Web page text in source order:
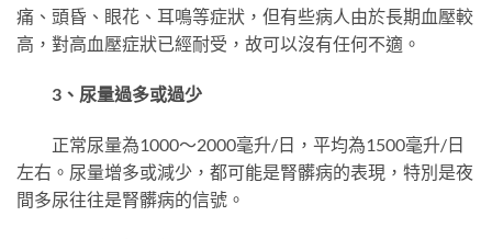
痛、頭昏、眼花、耳鳴等症狀，但有些病人由於長期血壓較
高，對高血壓症狀已經耐受，故可以沒有任何不適。
3、尿量過多或過少
正常尿量為1000～2000毫升/日，平均為1500毫升/日
左右。尿量增多或減少，都可能是腎髒病的表現，特別是夜
間多尿往往是腎髒病的信號。